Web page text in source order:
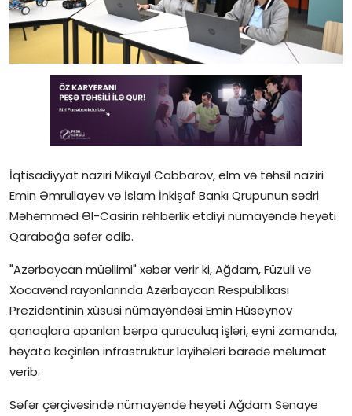
Müsahibə
Reportaj
Pedaqogika
Regionlar
İctimai şura
Dünya
İqtisadiyyat naziri Mikayıl Cabbarov, elm və təhsil naziri
Emin Əmrullayev və İslam İnkişaf Bankı Qrupunun sədri
Məhəmməd Əl-Casirin rəhbərlik etdiyi nümayəndə heyəti
Qarabağa səfər edib.
"Azərbaycan müəllimi" xəbər verir ki, Ağdam, Füzuli və
Xocavənd rayonlarında Azərbaycan Respublikası
Prezidentinin xüsusi nümayəndəsi Emin Hüseynov
qonaqlara aparılan bərpa quruculuq işləri, eyni zamanda,
həyata keçirilən infrastruktur layihələri barədə məlumat
verib.
Səfər çərçivəsində nümayəndə heyəti Ağdam Sənaye